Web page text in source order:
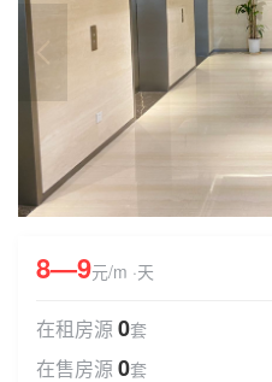
8—9元/m ·天
在租房源 0套
在售房源 0套